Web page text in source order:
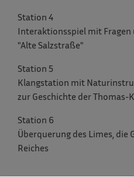
Station 4
Interaktionsspiel mit
"Alte Salzstraße"
Station 5
Klangstation mit
zur Geschichte der Thomas-
Station 6
Überquerung des Limes, die
Reiches